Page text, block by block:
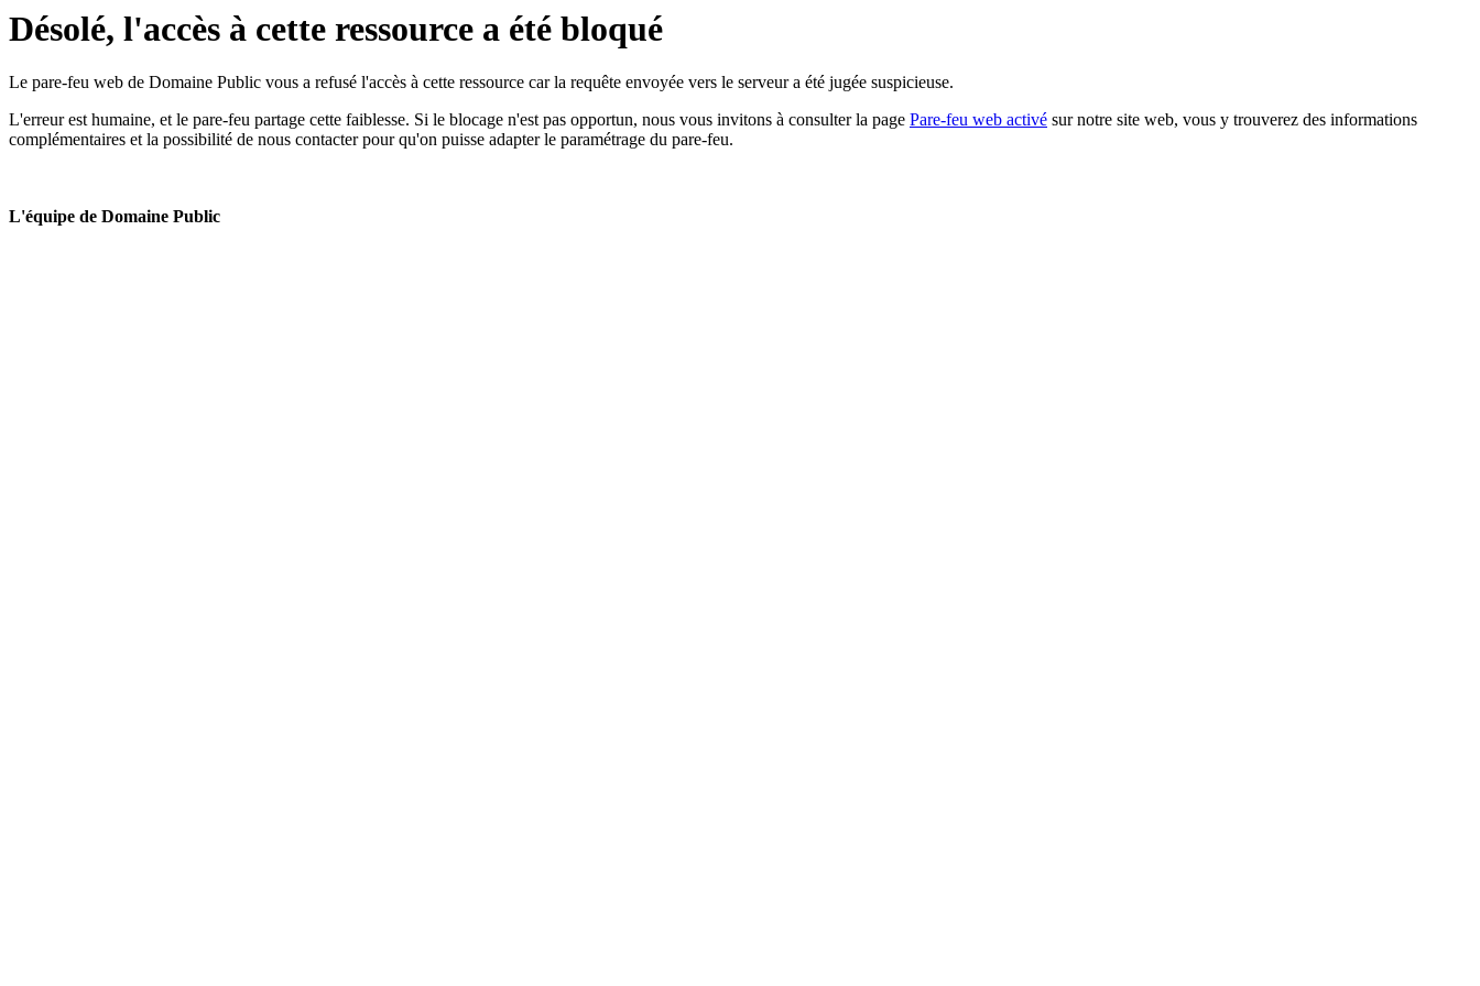
Désolé, l'accès à cette ressource a été bloqué
Le pare-feu web de Domaine Public vous a refusé l'accès à cette ressource car la requête envoyée vers le serveur a été jugée suspicieuse.
L'erreur est humaine, et le pare-feu partage cette faiblesse. Si le blocage n'est pas opportun, nous vous invitons à consulter la page Pare-feu web activé sur notre site web, vous y trouverez des informations
complémentaires et la possibilité de nous contacter pour qu'on puisse adapter le paramétrage du pare-feu.
L'équipe de Domaine Public